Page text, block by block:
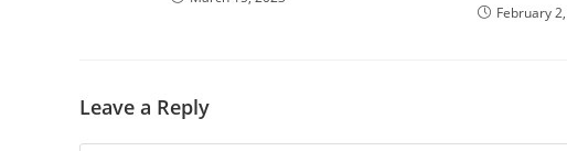
February
Leave a Reply